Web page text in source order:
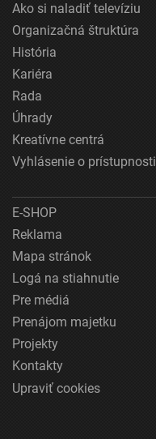
Ako si naladiť televíziu
Organizačná štruktúra
História
Kariéra
Rada
Úhrady
Kreatívne centrá
Vyhlásenie o prístupnosti
E-SHOP
Reklama
Mapa stránok
Logá na stiahnutie
Pre médiá
Prenájom majetku
Projekty
Kontakty
Upraviť cookies